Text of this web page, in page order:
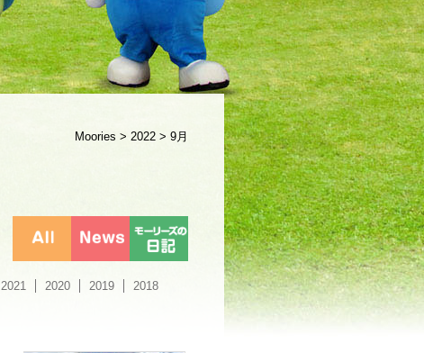
Moories > 2022 > 9月
2021 2020 2019
2018